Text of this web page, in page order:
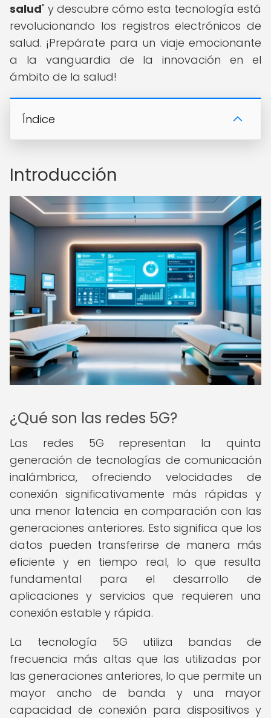
salud" y descubre cómo esta tecnología está
revolucionando los registros electrónicos de
salud. ¡Prepárate para un viaje emocionante
a la vanguardia de la innovación en el
ámbito de la salud!
Índice
Introducción
¿Qué son las redes 5G?
Las redes 5G representan la quinta
generación de tecnologías de comunicación
inalámbrica, ofreciendo velocidades de
conexión significativamente más rápidas y
una menor latencia en comparación con las
generaciones anteriores. Esto significa que los
datos pueden transferirse de manera más
eficiente y en tiempo real, lo que resulta
fundamental para el desarrollo de
aplicaciones y servicios que requieren una
conexión estable y rápida.
La tecnología 5G utiliza bandas de
frecuencia más altas que las utilizadas por
las generaciones anteriores, lo que permite un
mayor ancho de banda y una mayor
capacidad de conexión para dispositivos y